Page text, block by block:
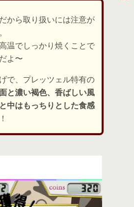
から取り扱いには注意が
温でしっかり焼くことで
よ〜
で、プレッツェル特有の
と濃い褐色、香ばしい風
中はもっちりとした食感